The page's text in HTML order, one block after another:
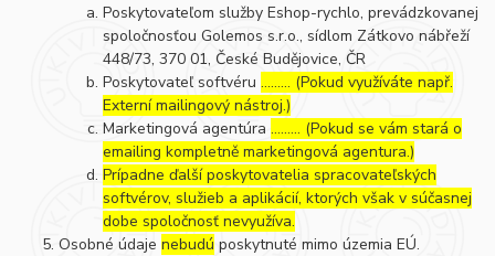
Poskytovateľom služby Eshop-rychlo, prevádzkovanej
spoločnosťou Golemos s.r.o., sídlom Zátkovo nábřeží
448/73, 370 01, České Budějovice, ČR
Poskytovateľ softvéru……… (Pokud využíváte např.
Externí mailingový nástroj.)
Marketingová agentúra……… (Pokud se vám stará o
emailing kompletně marketingová agentura.)
Prípadne ďalší poskytovatelia spracovateľských
softvérov, služieb a aplikácií, ktorých však v súčasnej
dobe spoločnosť nevyužíva.
Osobné údajenebudú poskytnuté mimo územia EÚ.